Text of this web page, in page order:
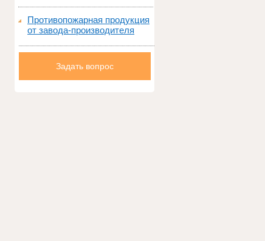
Противопожарная продукция
от завода-производителя
Задать вопрос